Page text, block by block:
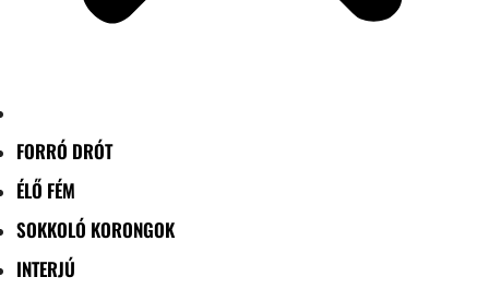
FORRÓ DRÓT
ÉLŐ FÉM
SOKKOLÓ KORONGOK
INTERJÚ